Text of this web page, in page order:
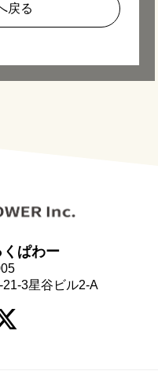
戻る
ぱわー
3星谷ビル2-A